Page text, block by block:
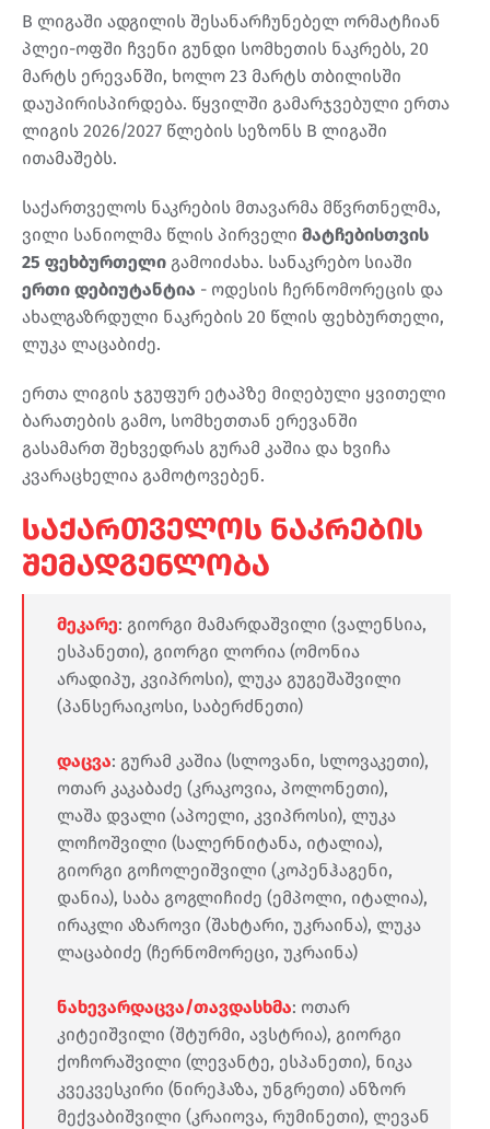
B ლიგაში ადგილის შესანარჩუნებელ ორმატჩიან
პლეი-ოფში ჩვენი გუნდი სომხეთის ნაკრებს, 20
მარტს ერევანში, ხოლო 23 მარტს თბილისში
დაუპირისპირდება. წყვილში გამარჯვებული ერთა
ლიგის 2026/2027 წლების სეზონს B ლიგაში
ითამაშებს.
საქართველოს ნაკრების მთავარმა მწვრთნელმა,
ვილი სანიოლმა წლის პირველი მატჩებისთვის
25 ფეხბურთელი გამოიძახა. სანაკრებო სიაში
ერთი დებიუტანტია - ოდესის ჩერნომორეცის და
ახალგაზრდული ნაკრების 20 წლის ფეხბურთელი,
ლუკა ლაცაბიძე.
ერთა ლიგის ჯგუფურ ეტაპზე მიღებული ყვითელი
ბარათების გამო, სომხეთთან ერევანში
გასამართ შეხვედრას გურამ კაშია და ხვიჩა
კვარაცხელია გამოტოვებენ.
საქართველოს ნაკრების
შემადგენლობა
მეკარე: გიორგი მამარდაშვილი (ვალენსია,
ესპანეთი), გიორგი ლორია (ომონია
არადიპუ, კვიპროსი), ლუკა გუგეშაშვილი
(პანსერაიკოსი, საბერძნეთი)
დაცვა: გურამ კაშია (სლოვანი, სლოვაკეთი),
ოთარ კაკაბაძე (კრაკოვია, პოლონეთი),
ლაშა დვალი (აპოელი, კვიპროსი), ლუკა
ლოჩოშვილი (სალერნიტანა, იტალია),
გიორგი გოჩოლეიშვილი (კოპენჰაგენი,
დანია), საბა გოგლიჩიძე (ემპოლი, იტალია),
ირაკლი აზაროვი (შახტარი, უკრაინა), ლუკა
ლაცაბიძე (ჩერნომორეცი, უკრაინა)
ნახევარდაცვა/თავდასხმა: ოთარ
კიტეიშვილი (შტურმი, ავსტრია), გიორგი
ქოჩორაშვილი (ლევანტე, ესპანეთი), ნიკა
კვეკვესკირი (ნირეჰაზა, უნგრეთი) ანზორ
მექვაბიშვილი (კრაიოვა, რუმინეთი), ლევან